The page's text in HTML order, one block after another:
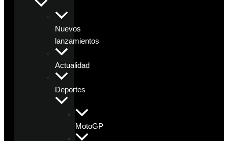
Nuevos
lanzamientos
Actualidad
Deportes
MotoGP